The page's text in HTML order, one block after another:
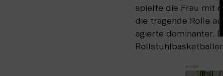
spielte die Frau mit
die tragende Rolle
agierte dominanter.